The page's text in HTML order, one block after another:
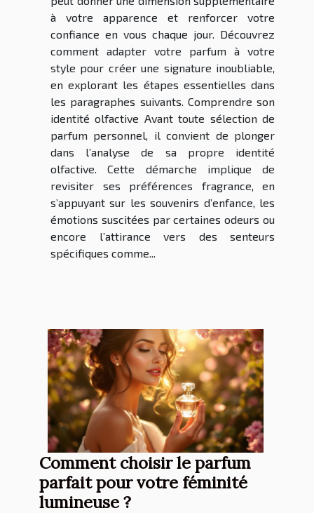
à votre apparence et renforcer votre
confiance en vous chaque jour. Découvrez
comment adapter votre parfum à votre
style pour créer une signature inoubliable,
en explorant les étapes essentielles dans
les paragraphes suivants. Comprendre son
identité olfactive Avant toute sélection de
parfum personnel, il convient de plonger
dans l’analyse de sa propre identité
olfactive. Cette démarche implique de
revisiter ses préférences fragrance, en
s’appuyant sur les souvenirs d’enfance, les
émotions suscitées par certaines odeurs ou
encore l’attirance vers des senteurs
spécifiques comme...
Comment choisir le parfum
parfait pour votre féminité
lumineuse ?